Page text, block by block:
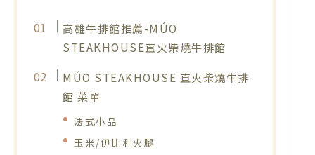
高雄牛排館推薦-MÚO
STEAKHOUSE直火柴燒牛排館
MÚO STEAKHOUSE 直火柴燒牛排
館 菜單
法式小品
玉米/伊比利火腿